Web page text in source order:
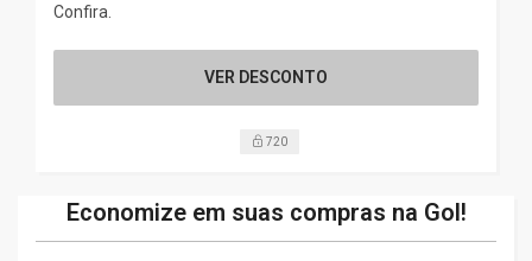
Confira.
VER DESCONTO
720
Economize em suas compras na Gol!